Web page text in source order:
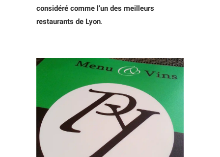
considéré comme l’un des meilleurs
restaurants de Lyon.